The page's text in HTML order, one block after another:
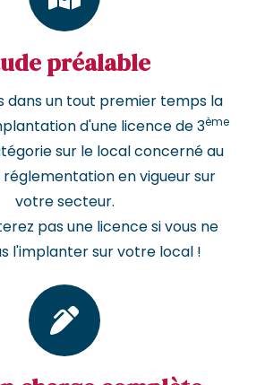
préalable
dans un tout premier temps la
d'une licence de 3ème
sur le local concerné au
en vigueur sur
votre secteur.
pas une licence si vous ne
l'implanter sur votre local !